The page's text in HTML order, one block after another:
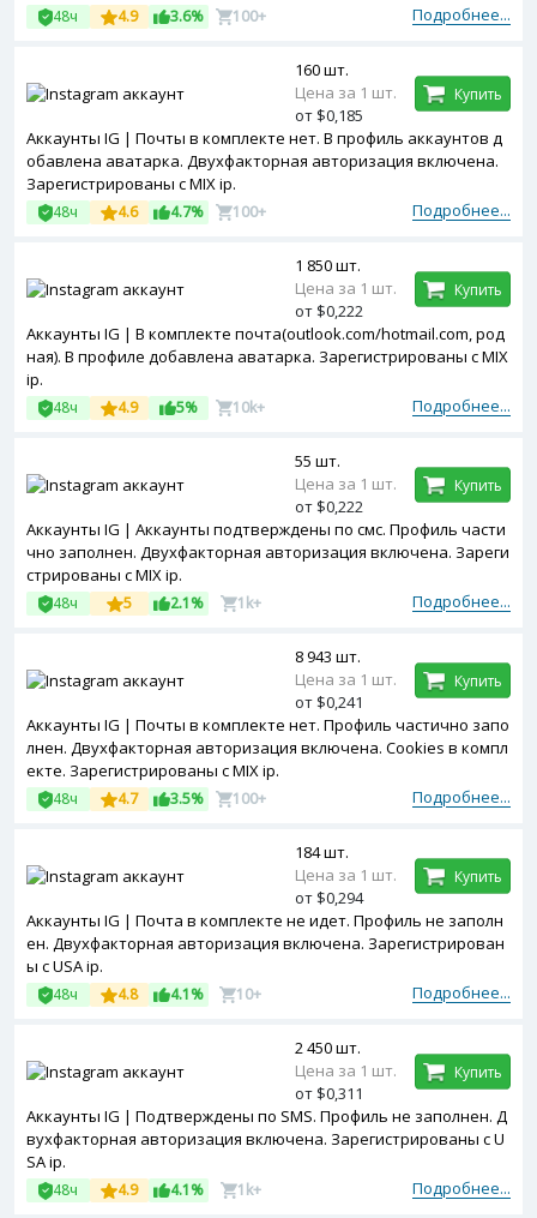
Подробнее...
48ч 4.9 3.6% 100+
Аккаунты IG | Почты в комплекте нет. В профиль аккаунтов д
обавлена аватарка. Двухфакторная авторизация включена.
Зарегистрированы с MIX ip.
Подробнее...
48ч 4.6 4.7% 100+
160 шт.
Цена за 1 шт.
от $0,185
Купить
Аккаунты IG | В комплекте почта(outlook.com/hotmail.com, род
ная). В профиле добавлена аватарка. Зарегистрированы с MIX
ip.
Подробнее...
48ч 4.9 5% 10k+
1 850 шт.
Цена за 1 шт.
от $0,222
Купить
Аккаунты IG | Аккаунты подтверждены по смс. Профиль части
чно заполнен. Двухфакторная авторизация включена. Зареги
стрированы с MIX ip.
Подробнее...
48ч 5 2.1% 1k+
55 шт.
Цена за 1 шт.
от $0,222
Купить
Аккаунты IG | Почты в комплекте нет. Профиль частично запо
лнен. Двухфакторная авторизация включена. Cookies в компл
екте. Зарегистрированы с MIX ip.
Подробнее...
48ч 4.7 3.5% 100+
8 943 шт.
Цена за 1 шт.
от $0,241
Купить
Аккаунты IG | Почта в комплекте не идет. Профиль не заполн
ен. Двухфакторная авторизация включена. Зарегистрирован
ы с USA ip.
Подробнее...
48ч 4.8 4.1% 10+
184 шт.
Цена за 1 шт.
от $0,294
Купить
Аккаунты IG | Подтверждены по SMS. Профиль не заполнен. Д
вухфакторная авторизация включена. Зарегистрированы с U
SA ip.
Подробнее...
48ч 4.9 4.1% 1k+
2 450 шт.
Цена за 1 шт.
от $0,311
Купить